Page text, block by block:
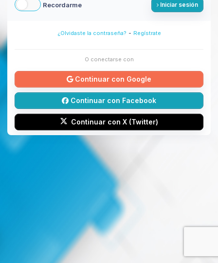
Recordarme Iniciar sesión
¿Olvidaste la contraseña? - Regístrate
O conectarse con
Continuar con Google
Continuar con Facebook
Continuar con X (Twitter)